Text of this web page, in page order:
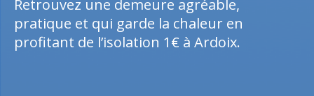
Retrouvez une demeure agréable,
pratique et qui garde la chaleur en
profitant de l’isolation 1€ à Ardoix.